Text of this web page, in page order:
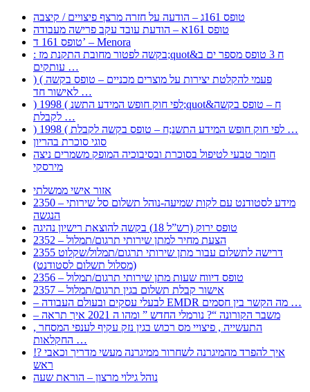
טופס 161ג – הודעה על חזרה מרצף פיצויים / קיצבה
טופס 161א – הודעת עובד עקב פרישה מעבודה
טופס 161 ד’ – Menora
: בקשה לפטור מחובת התקנת מז;quot&ח 3 טופס מספר ים ב
עותקים …
) ( פעמי להקלטת יצירות על מוצרים מכניים – טופס בקשה
לאישור חד …
) 1998 ( לפי חוק חופש המידע התשנ;quot&ח – טופס בקשה
לקבלת …
) 1998 ( לפי חוק חופש המידע התשנ;ח – טופס בקשה לקבלת …
סוגי סוכרת בהריון
חומר טבעי לטיפול בסוכרת ובסיבוכיה המופק משמרים ניצה
מירסקי
אזור אישי ממשלתי
2350 – מידע לסטודנט עם לקות שמיעה-נוהל תשלום סל שירותי
הנגשה
טופס ירוק (רש”ל 18) בקשה להוצאת רישיון נהיגה
2352 – הצעת מחיר למתן שירותי תרגום/תמלול
2355 דרישה לתשלום עבור מתן שירותי תרגום/תמלול/שקלוט
(מסלול תשלום לסטודנט)
2356 – טופס דיווח שעות מתן שירותי תרגום/תמלול
2357 – אישור קבלת תשלום בגין תרגום/תמלול
– לבעלי עסקים ובעולם העבודה EMDR מה הקשר בין חסמים …
– משבר הקורונה “? נורמלי החדש ” ומהו ה 2021 איך תראה
, התעשייה , פיצויי מס רכוש בגין נזק עקיף לענפי המסחר
החקלאות …
!? איך להפרד מהמיגרנה לשחרור ממיגרנה מעשי מדריך וכאבי
ראש
נוהל גילוי מרצון – הוראת שעה